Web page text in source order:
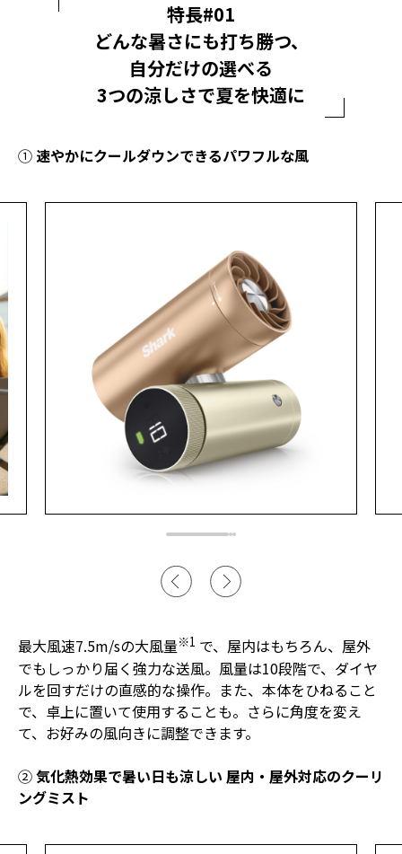
特長#01
どんな暑さにも打ち勝つ、
自分だけの選べる
3つの涼しさで夏を快適に
① 速やかにクールダウンできるパワフルな風
最大風速7.5m/sの大風量※1 で、屋内はもちろん、屋外
でもしっかり届く強力な送風。風量は10段階で、ダイヤ
ルを回すだけの直感的な操作。また、本体をひねること
で、卓上に置いて使用することも。さらに角度を変え
て、お好みの風向きに調整できます。
②気化熱効果で暑い日も涼しい 屋内・屋外対応のクーリ
ングミスト